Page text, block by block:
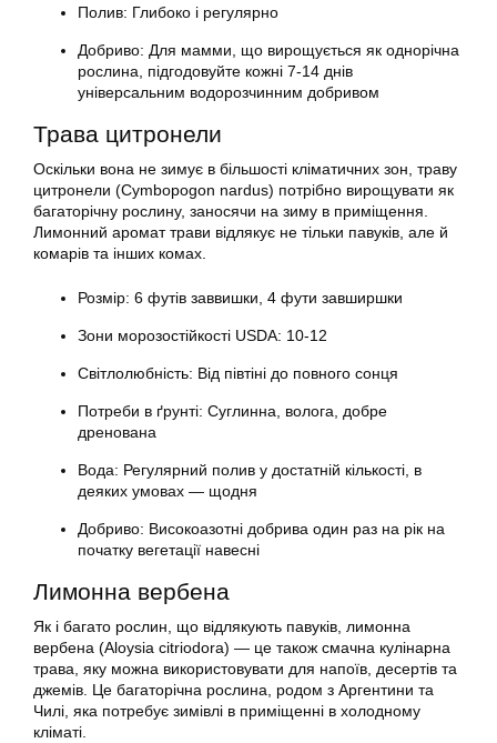
Полив: Глибоко і регулярно
Добриво: Для мамми, що вирощується як однорічна
рослина, підгодовуйте кожні 7-14 днів
універсальним водорозчинним добривом
Трава цитронели
Оскільки вона не зимує в більшості кліматичних зон, траву
цитронели (Cymbopogon nardus) потрібно вирощувати як
багаторічну рослину, заносячи на зиму в приміщення.
Лимонний аромат трави відлякує не тільки павуків, але й
комарів та інших комах.
Розмір: 6 футів заввишки, 4 фути завширшки
Зони морозостійкості USDA: 10-12
Світлолюбність: Від півтіні до повного сонця
Потреби в ґрунті: Суглинна, волога, добре
дренована
Вода: Регулярний полив у достатній кількості, в
деяких умовах — щодня
Добриво: Високоазотні добрива один раз на рік на
початку вегетації навесні
Лимонна вербена
Як і багато рослин, що відлякують павуків, лимонна
вербена (Aloysia citriodora) — це також смачна кулінарна
трава, яку можна використовувати для напоїв, десертів та
джемів. Це багаторічна рослина, родом з Аргентини та
Чилі, яка потребує зимівлі в приміщенні в холодному
кліматі.